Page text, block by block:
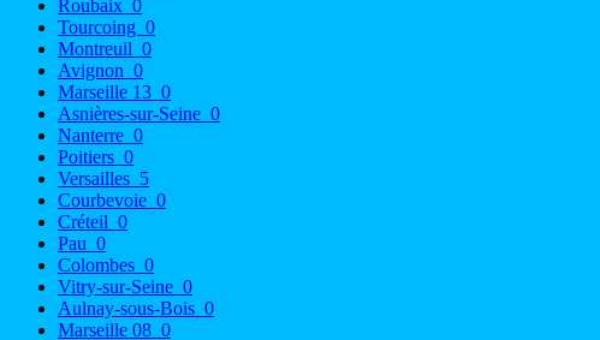
Roubaix 0
Tourcoing 0
Montreuil 0
Avignon 0
Marseille 13 0
Asnières-sur-Seine 0
Nanterre 0
Poitiers 0
Versailles 5
Courbevoie 0
Créteil 0
Pau 0
Colombes 0
Vitry-sur-Seine 0
Aulnay-sous-Bois 0
Marseille 08 0